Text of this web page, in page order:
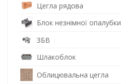
Цегла рядова
Блок незнімної опалубки
ЗБВ
Шлакоблок
Облицювальна цегла